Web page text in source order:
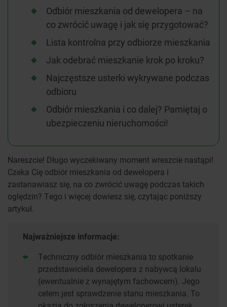
Odbiór mieszkania od dewelopera – na
co zwrócić uwagę i jak się przygotować?
Lista kontrolna przy odbiorze mieszkania
Jak odebrać mieszkanie krok po kroku?
Najczęstsze usterki wykrywane podczas
odbioru
Odbiór mieszkania i co dalej? Pamiętaj o
ubezpieczeniu nieruchomości!
Nareszcie! Długo wyczekiwany moment wreszcie nastąpi!
Czeka Cię odbiór mieszkania od dewelopera i
zastanawiasz się, na co zwrócić uwagę podczas takich
oględzin? Tego i więcej dowiesz się, czytając poniższy
artykuł.
Najważniejsze informacje:
Techniczny odbiór mieszkania to spotkanie
przedstawiciela dewelopera z nabywcą lokalu
(ewentualnie z wynajętym fachowcem). Jego
celem jest sprawdzenie stanu mieszkania. To